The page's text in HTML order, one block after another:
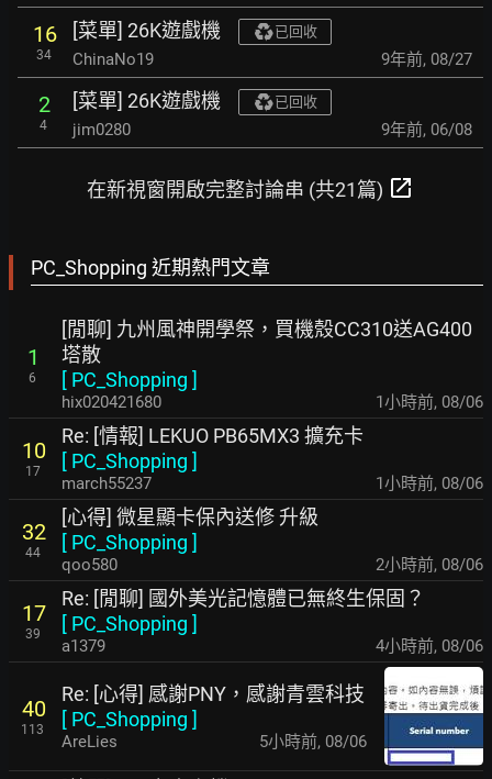
16
34
[菜單] 26K遊戲機 已回收
ChinaNo19 9年前, 08/27
2
4
[菜單] 26K遊戲機 已回收
jim0280 9年前, 06/08
在新視窗開啟完整討論串 (共21篇) open_in_new
PC_Shopping 近期熱門文章
1
6
[閒聊] 九州風神開學祭，買機殼CC310送AG400
塔散
[ PC_Shopping ]
hix020421680 1小時前, 08/06
10
17
Re: [情報] LEKUO PB65MX3 擴充卡
[ PC_Shopping ]
march55237 1小時前, 08/06
32
44
[心得] 微星顯卡保內送修 升級
[ PC_Shopping ]
qoo580 2小時前, 08/06
17
39
Re: [閒聊] 國外美光記憶體已無終生保固？
[ PC_Shopping ]
a1379 4小時前, 08/06
40
113
Re: [心得] 感謝PNY，感謝青雲科技
[ PC_Shopping ]
AreLies 5小時前, 08/06